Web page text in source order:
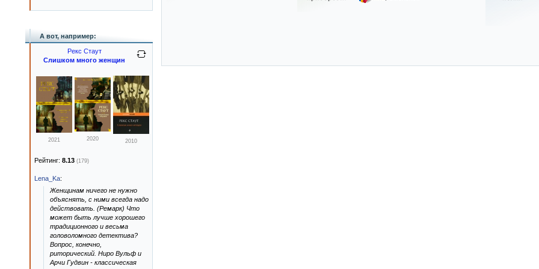
А вот, например:
Рекс Стаут
Слишком много женщин
2021 2020 2010
Рейтинг: 8.13 (179)
Lena_Ka:
Женщинам ничего не нужно
объяснять, с ними всегда надо
действовать. (Ремарк) Что
может быть лучше хорошего
традиционного и весьма
головоломного детектива?
Вопрос, конечно,
риторический. Ниро Вульф и
Арчи Гудвин - классическая